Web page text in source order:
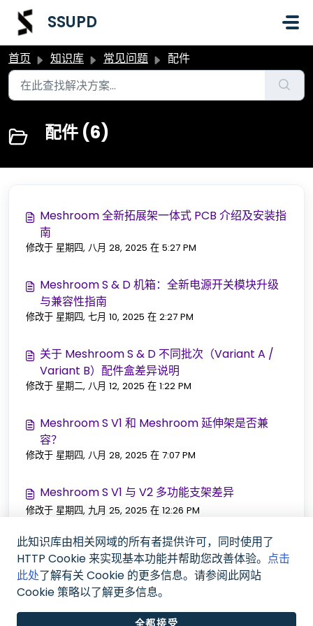
跳过至主要内容
SSUPD
首页 知识库 常见问题 配件
配件 (6)
Meshroom 全新拓展架一体式 PCB 介绍及安装指
南
修改于 星期四, 八月 28, 2025 在 5:27 PM
Meshroom S & D 机箱：全新电源开关模块升级
与兼容性指南
修改于 星期四, 七月 10, 2025 在 2:27 PM
关于 Meshroom S & D 不同批次（Variant A /
Variant B）配件盒差异说明
修改于 星期二, 八月 12, 2025 在 1:22 PM
Meshroom S V1 和 Meshroom 延伸架是否兼
容？
修改于 星期四, 八月 28, 2025 在 7:07 PM
Meshroom S V1 与 V2 多功能支架差异
修改于 星期四, 九月 25, 2025 在 12:26 PM
Meshroom S/D Variant B 配件盒清单
修改于 星期一, 十一月 10, 2025 在 12:25 PM
此知识库由相关网域的所有者提供许可，同时使用了
HTTP Cookie 来实现基本功能并帮助您改善体验。 点击
此处了解有关 Cookie 的更多信息。请参阅此网站
Cookie 策略以了解更多信息。
全都接受